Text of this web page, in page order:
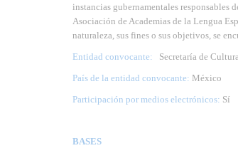
instancias gubernamentales responsables
Asociación de Academias de la Lengua
naturaleza, sus fines o sus objetivos, se
Entidad convocante:
Secretaría de
País de la entidad convocante: México
Participación por medios electrónicos: Sí
BASES